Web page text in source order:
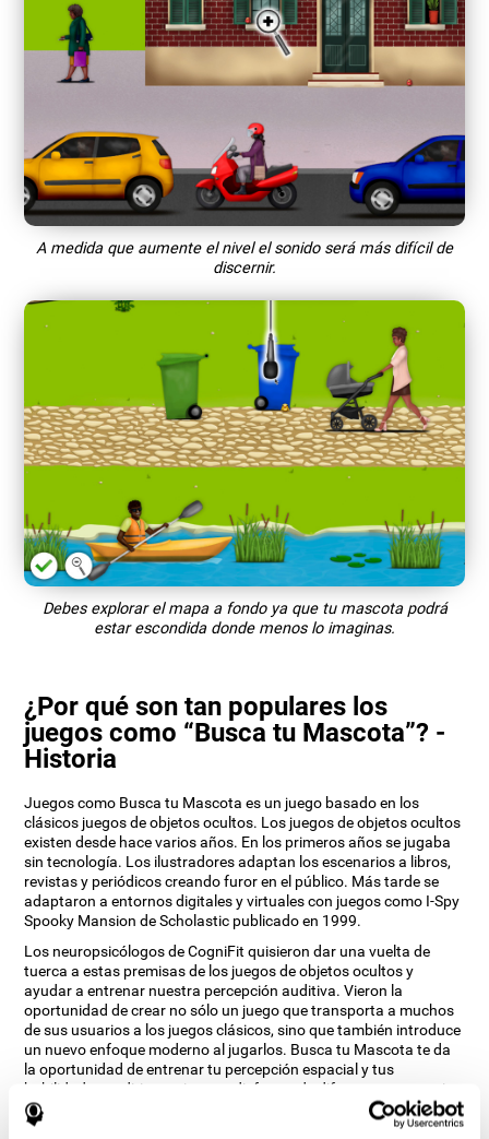
A medida que aumente el nivel el sonido será más difícil de
discernir.
Debes explorar el mapa a fondo ya que tu mascota podrá
estar escondida donde menos lo imaginas.
¿Por qué son tan populares los
juegos como “Busca tu Mascota”? -
Historia
Juegos como Busca tu Mascota es un juego basado en los
clásicos juegos de objetos ocultos. Los juegos de objetos ocultos
existen desde hace varios años. En los primeros años se jugaba
sin tecnología. Los ilustradores adaptan los escenarios a libros,
revistas y periódicos creando furor en el público. Más tarde se
adaptaron a entornos digitales y virtuales con juegos como I-Spy
Spooky Mansion de Scholastic publicado en 1999.
Los neuropsicólogos de CogniFit quisieron dar una vuelta de
tuerca a estas premisas de los juegos de objetos ocultos y
ayudar a entrenar nuestra percepción auditiva. Vieron la
oportunidad de crear no sólo un juego que transporta a muchos
de sus usuarios a los juegos clásicos, sino que también introduce
un nuevo enfoque moderno al jugarlos. Busca tu Mascota te da
la oportunidad de entrenar tu percepción espacial y tus
habilidades auditivas mientras disfrutas de diferentes escenarios
estimulantes.